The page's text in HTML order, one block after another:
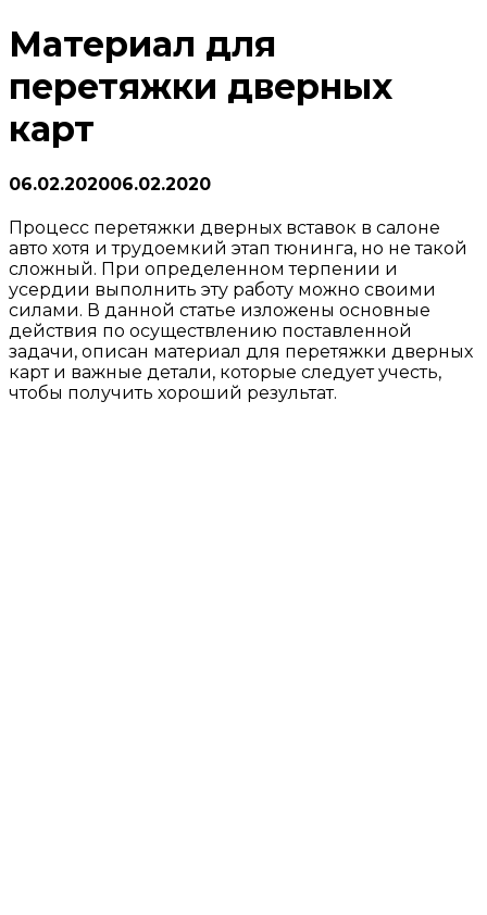
Материал для
перетяжки дверных
карт
06.02.202006.02.2020
Процесс перетяжки дверных вставок в салоне
авто хотя и трудоемкий этап тюнинга, но не такой
сложный. При определенном терпении и
усердии выполнить эту работу можно своими
силами. В данной статье изложены основные
действия по осуществлению поставленной
задачи, описан материал для перетяжки дверных
карт и важные детали, которые следует учесть,
чтобы получить хороший результат.